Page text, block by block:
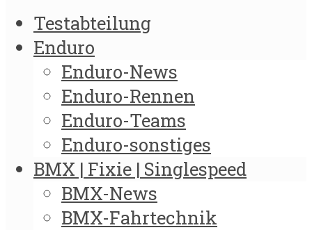
Testabteilung
Enduro
Enduro-News
Enduro-Rennen
Enduro-Teams
Enduro-sonstiges
BMX | Fixie | Singlespeed
BMX-News
BMX-Fahrtechnik